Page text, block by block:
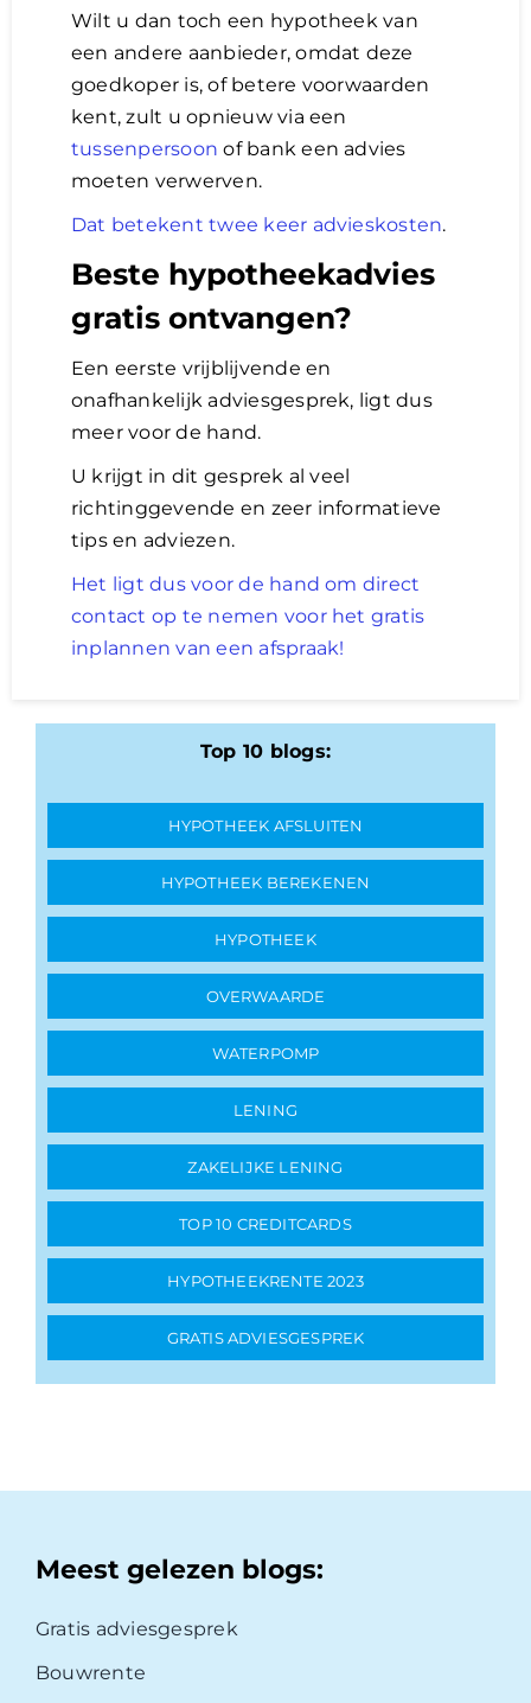
Wilt u dan toch een hypotheek van
een andere aanbieder, omdat deze
goedkoper is, of betere voorwaarden
kent, zult u opnieuw via een
tussenpersoon of bank een advies
moeten verwerven.
Dat betekent twee keer advieskosten.
Beste hypotheekadvies
gratis ontvangen?
Een eerste vrijblijvende en
onafhankelijk adviesgesprek, ligt dus
meer voor de hand.
U krijgt in dit gesprek al veel
richtinggevende en zeer informatieve
tips en adviezen.
Het ligt dus voor de hand om direct
contact op te nemen voor het gratis
inplannen van een afspraak!
Top 10 blogs:
HYPOTHEEK AFSLUITEN
HYPOTHEEK BEREKENEN
HYPOTHEEK
OVERWAARDE
WATERPOMP
LENING
ZAKELIJKE LENING
TOP 10 CREDITCARDS
HYPOTHEEKRENTE 2023
GRATIS ADVIESGESPREK
Meest gelezen blogs:
Gratis adviesgesprek
Bouwrente